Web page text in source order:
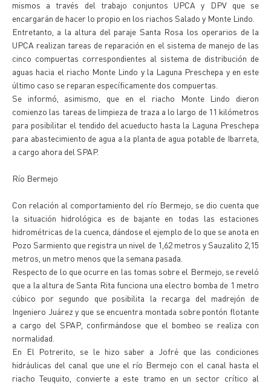
mismos a través del trabajo conjuntos UPCA y DPV que se
encargarán de hacer lo propio en los riachos Salado y Monte Lindo.
Entretanto, a la altura del paraje Santa Rosa los operarios de la
UPCA realizan tareas de reparación en el sistema de manejo de las
cinco compuertas correspondientes al sistema de distribución de
aguas hacia el riacho Monte Lindo y la Laguna Preschepa y en este
último caso se reparan específicamente dos compuertas.
Se informó, asimismo, que en el riacho Monte Lindo dieron
comienzo las tareas de limpieza de traza a lo largo de 11 kilómetros
para posibilitar el tendido del acueducto hasta la Laguna Preschepa
para abastecimiento de agua a la planta de agua potable de Ibarreta,
a cargo ahora del SPAP.
Río Bermejo
Con relación al comportamiento del río Bermejo, se dio cuenta que
la situación hidrológica es de bajante en todas las estaciones
hidrométricas de la cuenca, dándose el ejemplo de lo que se anota en
Pozo Sarmiento que registra un nivel de 1,62 metros y Sauzalito 2,15
metros, un metro menos que la semana pasada.
Respecto de lo que ocurre en las tomas sobre el Bermejo, se reveló
que a la altura de Santa Rita funciona una electro bomba de 1 metro
cúbico por segundo que posibilita la recarga del madrejón de
Ingeniero Juárez y que se encuentra montada sobre pontón flotante
a cargo del SPAP, confirmándose que el bombeo se realiza con
normalidad.
En El Potrerito, se le hizo saber a Jofré que las condiciones
hidráulicas del canal que une el río Bermejo con el canal hasta el
riacho Teuquito, convierte a este tramo en un sector crítico al